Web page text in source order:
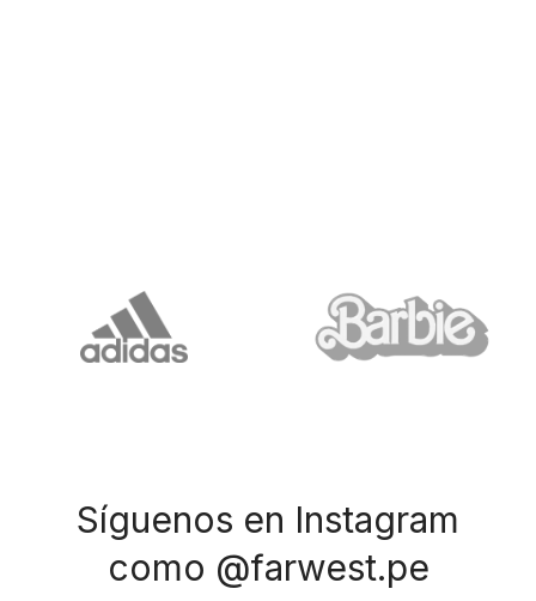
Síguenos en Instagram
como @farwest.pe